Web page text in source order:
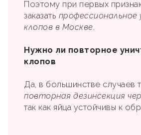
Поэтому при первых
заказать профессиональное
клопов в Москве.
Нужно ли повторное
клопов
Да, в большинстве случаев
повторная дезинсекция
так как яйца устойчивы к